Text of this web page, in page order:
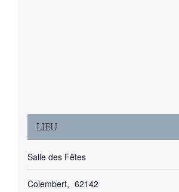
LIEU
Salle des Fêtes
Colembert, 62142